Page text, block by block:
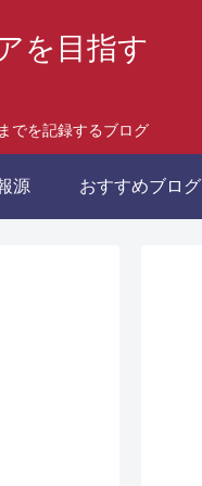
を目指す
でを記録するブログ
源 おすすめブログ